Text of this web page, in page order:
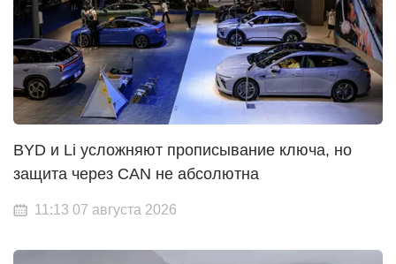
BYD и Li усложняют прописывание ключа, но
защита через CAN не абсолютна
11:13 07 августа 2026